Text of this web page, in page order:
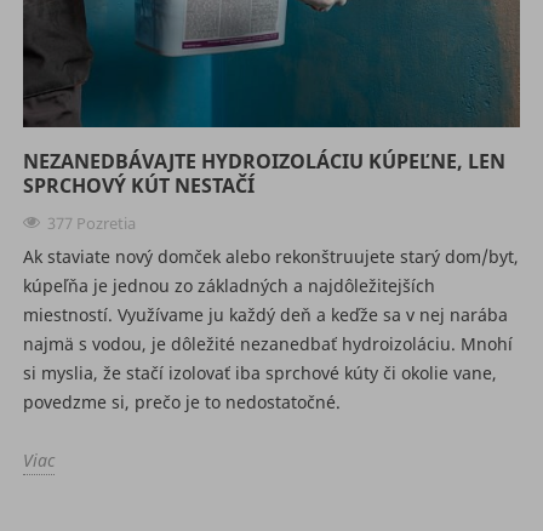
NEZANEDBÁVAJTE HYDROIZOLÁCIU KÚPEĽNE, LEN
SPRCHOVÝ KÚT NESTAČÍ
377 Pozretia
Ak staviate nový domček alebo rekonštruujete starý dom/byt,
kúpeľňa je jednou zo základných a najdôležitejších
miestností. Využívame ju každý deň a keďže sa v nej narába
najmä s vodou, je dôležité nezanedbať hydroizoláciu. Mnohí
si myslia, že stačí izolovať iba sprchové kúty či okolie vane,
povedzme si, prečo je to nedostatočné.
Viac